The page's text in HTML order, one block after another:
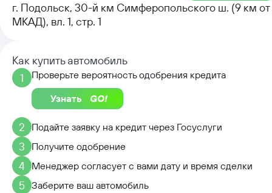
г. Подольск, 30-й км Симферопольского ш. (9 км от
МКАД), вл. 1, стр. 1
Как купить автомобиль
1
Проверьте вероятность одобрения кредита
Узнать
2 Подайте заявку на кредит через Госуслуги
3 Получите одобрение
4 Менеджер согласует с вами дату и время сделки
5 Заберите ваш автомобиль